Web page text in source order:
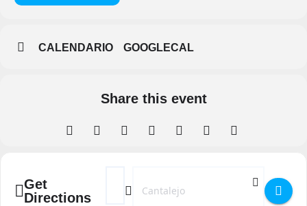
CALENDARIO GOOGLECAL
Share this event
Get
Directions
Address - Concierto del Cuarteto de
Destination Address - Concierto del